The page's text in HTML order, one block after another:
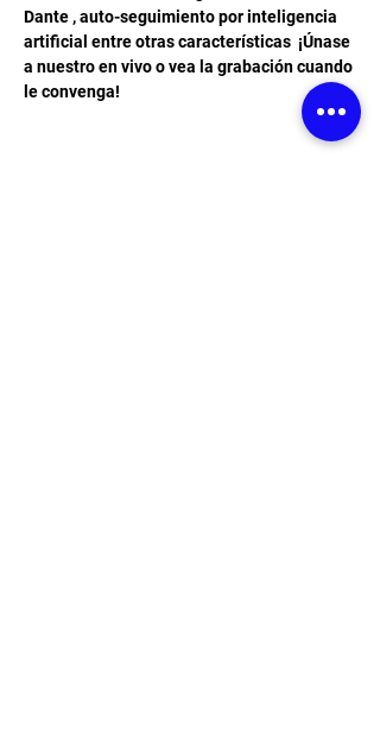
Dante , auto-seguimiento por inteligencia
artificial entre otras características  ¡Únase
a nuestro en vivo o vea la grabación cuando
le convenga!